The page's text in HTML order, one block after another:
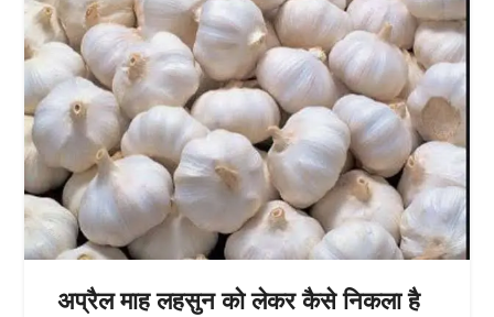
अप्रैल माह लहसुन को लेकर कैसे निकला है